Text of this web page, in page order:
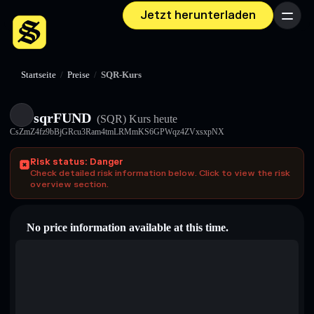
Jetzt herunterladen Menü
Startseite / Preise / SQR-Kurs
sqrFUND (SQR) Kurs heute
CsZmZ4fz9bBjGRcu3Ram4tmLRMmKS6GPWqz4ZVxsxpNX
Risk status: Danger
Check detailed risk information below. Click to view the risk
overview section.
No price information available at this time.